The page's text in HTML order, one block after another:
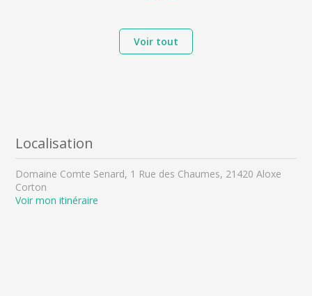
Voir tout
Localisation
Domaine Comte Senard, 1 Rue des Chaumes, 21420 Aloxe
Corton
Voir mon itinéraire